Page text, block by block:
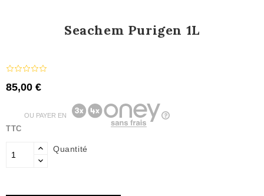
Seachem Purigen 1L
85,00 €
TTC
OU PAYER EN
Quantité